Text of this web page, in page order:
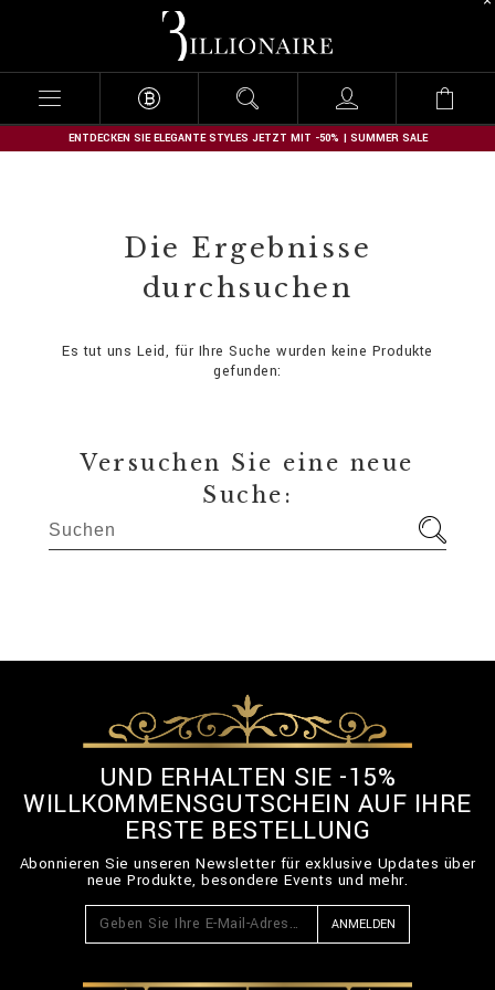
l
l
o
n
ENTDECKEN SIE ELEGANTE STYLES JETZT MIT -50% | SUMMER SALE
Die Ergebnisse
durchsuchen
Es tut uns Leid, für Ihre Suche wurden keine Produkte
gefunden:
Versuchen Sie eine neue
Suche:
UND ERHALTEN SIE -15%
WILLKOMMENSGUTSCHEIN AUF IHRE
ERSTE BESTELLUNG
Abonnieren Sie unseren Newsletter für exklusive Updates über
neue Produkte, besondere Events und mehr.
ANMELDEN